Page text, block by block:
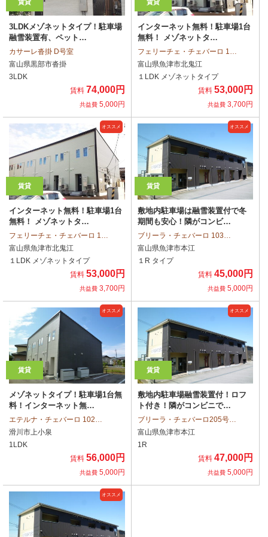
賃貸
3LDKメゾネットタイプ！駐車場
融雪装置有、ペット…
カサーレ沓掛 D号室
富山県黒部市沓掛
3LDK
賃料 74,000円
共益費 5,000円
賃貸
インターネット無料！駐車場1台
無料！ メゾネットタ…
フェリーチェ・チェバーロ 1…
富山県魚津市北鬼江
１LDK メゾネットタイプ
賃料53,000円
共益費3,700円
オススメ
賃貸
インターネット無料！駐車場1台
無料！ メゾネットタ…
フェリーチェ・チェバーロ 1…
富山県魚津市北鬼江
１LDK メゾネットタイプ
賃料 53,000円
共益費 3,700円
オススメ
賃貸
敷地内駐車場は融雪装置付で冬
期間も安心！隣がコンビ…
ブリーラ・チェバーロ 103…
富山県魚津市本江
１R タイプ
賃料45,000円
共益費5,000円
オススメ
賃貸
メゾネットタイプ！駐車場1台無
料！インターネット無…
エテルナ・チェバーロ 102…
滑川市上小泉
1LDK
賃料 56,000円
共益費 5,000円
オススメ
賃貸
敷地内駐車場融雪装置付！ロフ
ト付き！隣がコンビニで…
ブリーラ・チェバーロ205号…
富山県魚津市本江
1R
賃料47,000円
共益費5,000円
オススメ